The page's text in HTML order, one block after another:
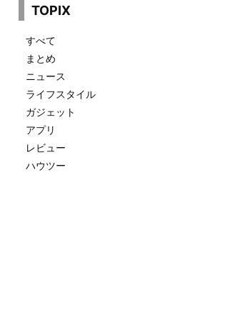
TOPIX
すべて
まとめ
ニュース
ライフスタイル
ガジェット
アプリ
レビュー
ハウツー